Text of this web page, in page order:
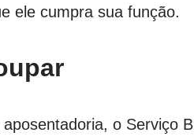
ele cumpra sua função.
o Serviço